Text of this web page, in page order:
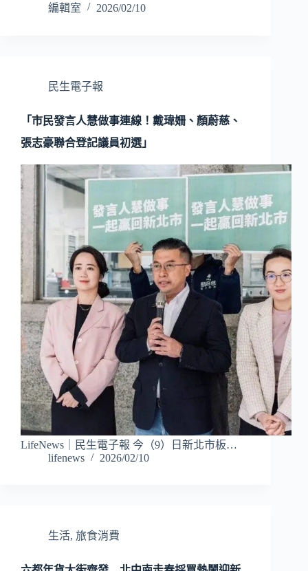
編輯室
2026/02/10
民生電子報
「市民發言人慧做事連線！戴瑋姍、顏蔚慈、
張志豪聯合登記議員初選」
LifeNews｜民生電子報 今（9）日新北市板…
lifenews
2026/02/10
生活, 旅食消費